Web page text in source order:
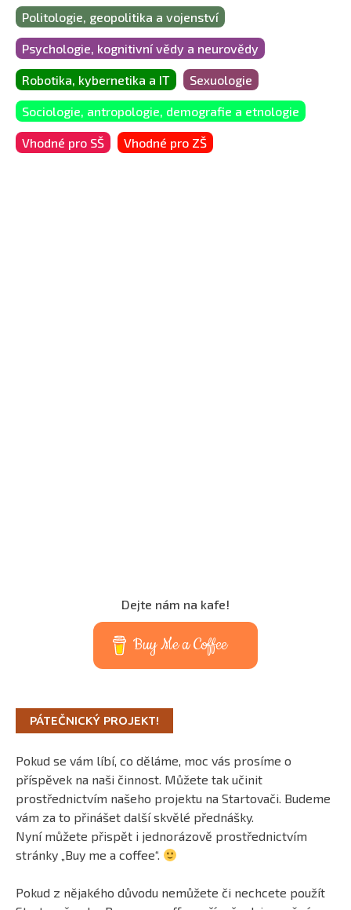
Politologie, geopolitika a vojenství
Psychologie, kognitivní vědy a neurovědy
Robotika, kybernetika a IT Sexuologie
Sociologie, antropologie, demografie a etnologie
Vhodné pro SŠ Vhodné pro ZŠ
Dejte nám na kafe!
Buy Me a Coffee
PÁTEČNICKÝ PROJEKT!
Pokud se vám líbí, co děláme, moc vás prosíme o
příspěvek na naši činnost. Můžete tak učinit
prostřednictvím našeho projektu na Startovači. Budeme
vám za to přinášet další skvělé přednášky.
Nyní můžete přispět i jednorázově prostřednictvím
stránky „Buy me a coffee“.
Pokud z nějakého důvodu nemůžete či nechcete použít